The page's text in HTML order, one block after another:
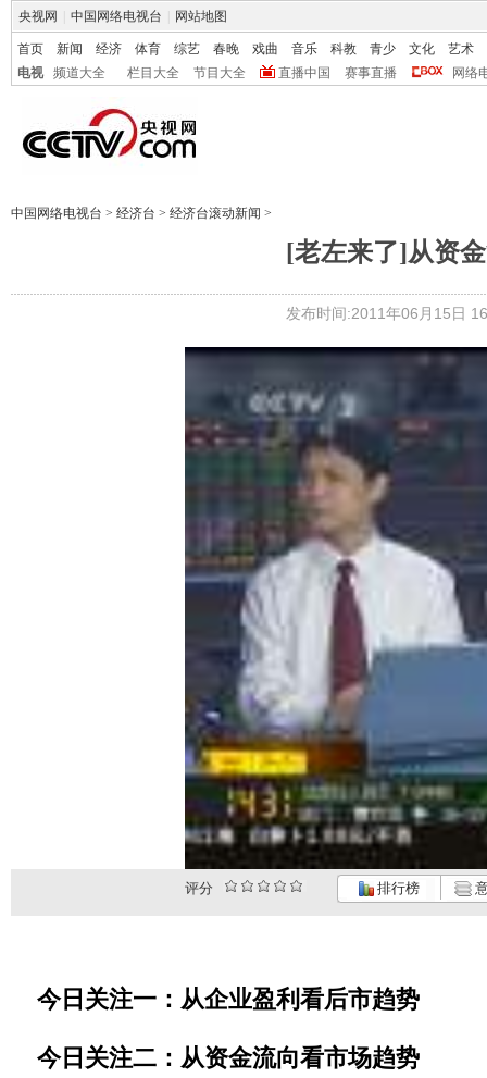
央视网 中国网络电视台 网站地图
首页 新闻 经济 体育 综艺 春晚 戏曲 音乐 科教 青少 文化
艺术
电视
频道大全 栏目大全 节目大全 直播中国 赛事直播 网络
中国网络电视台 > 经济台 > 经济台滚动新闻 >
[老左来了]从资
发布时间:2011年06月15日
评分 排行榜
今日关注一：从企业盈利看后市趋势
今日关注二：从资金流向看市场趋势